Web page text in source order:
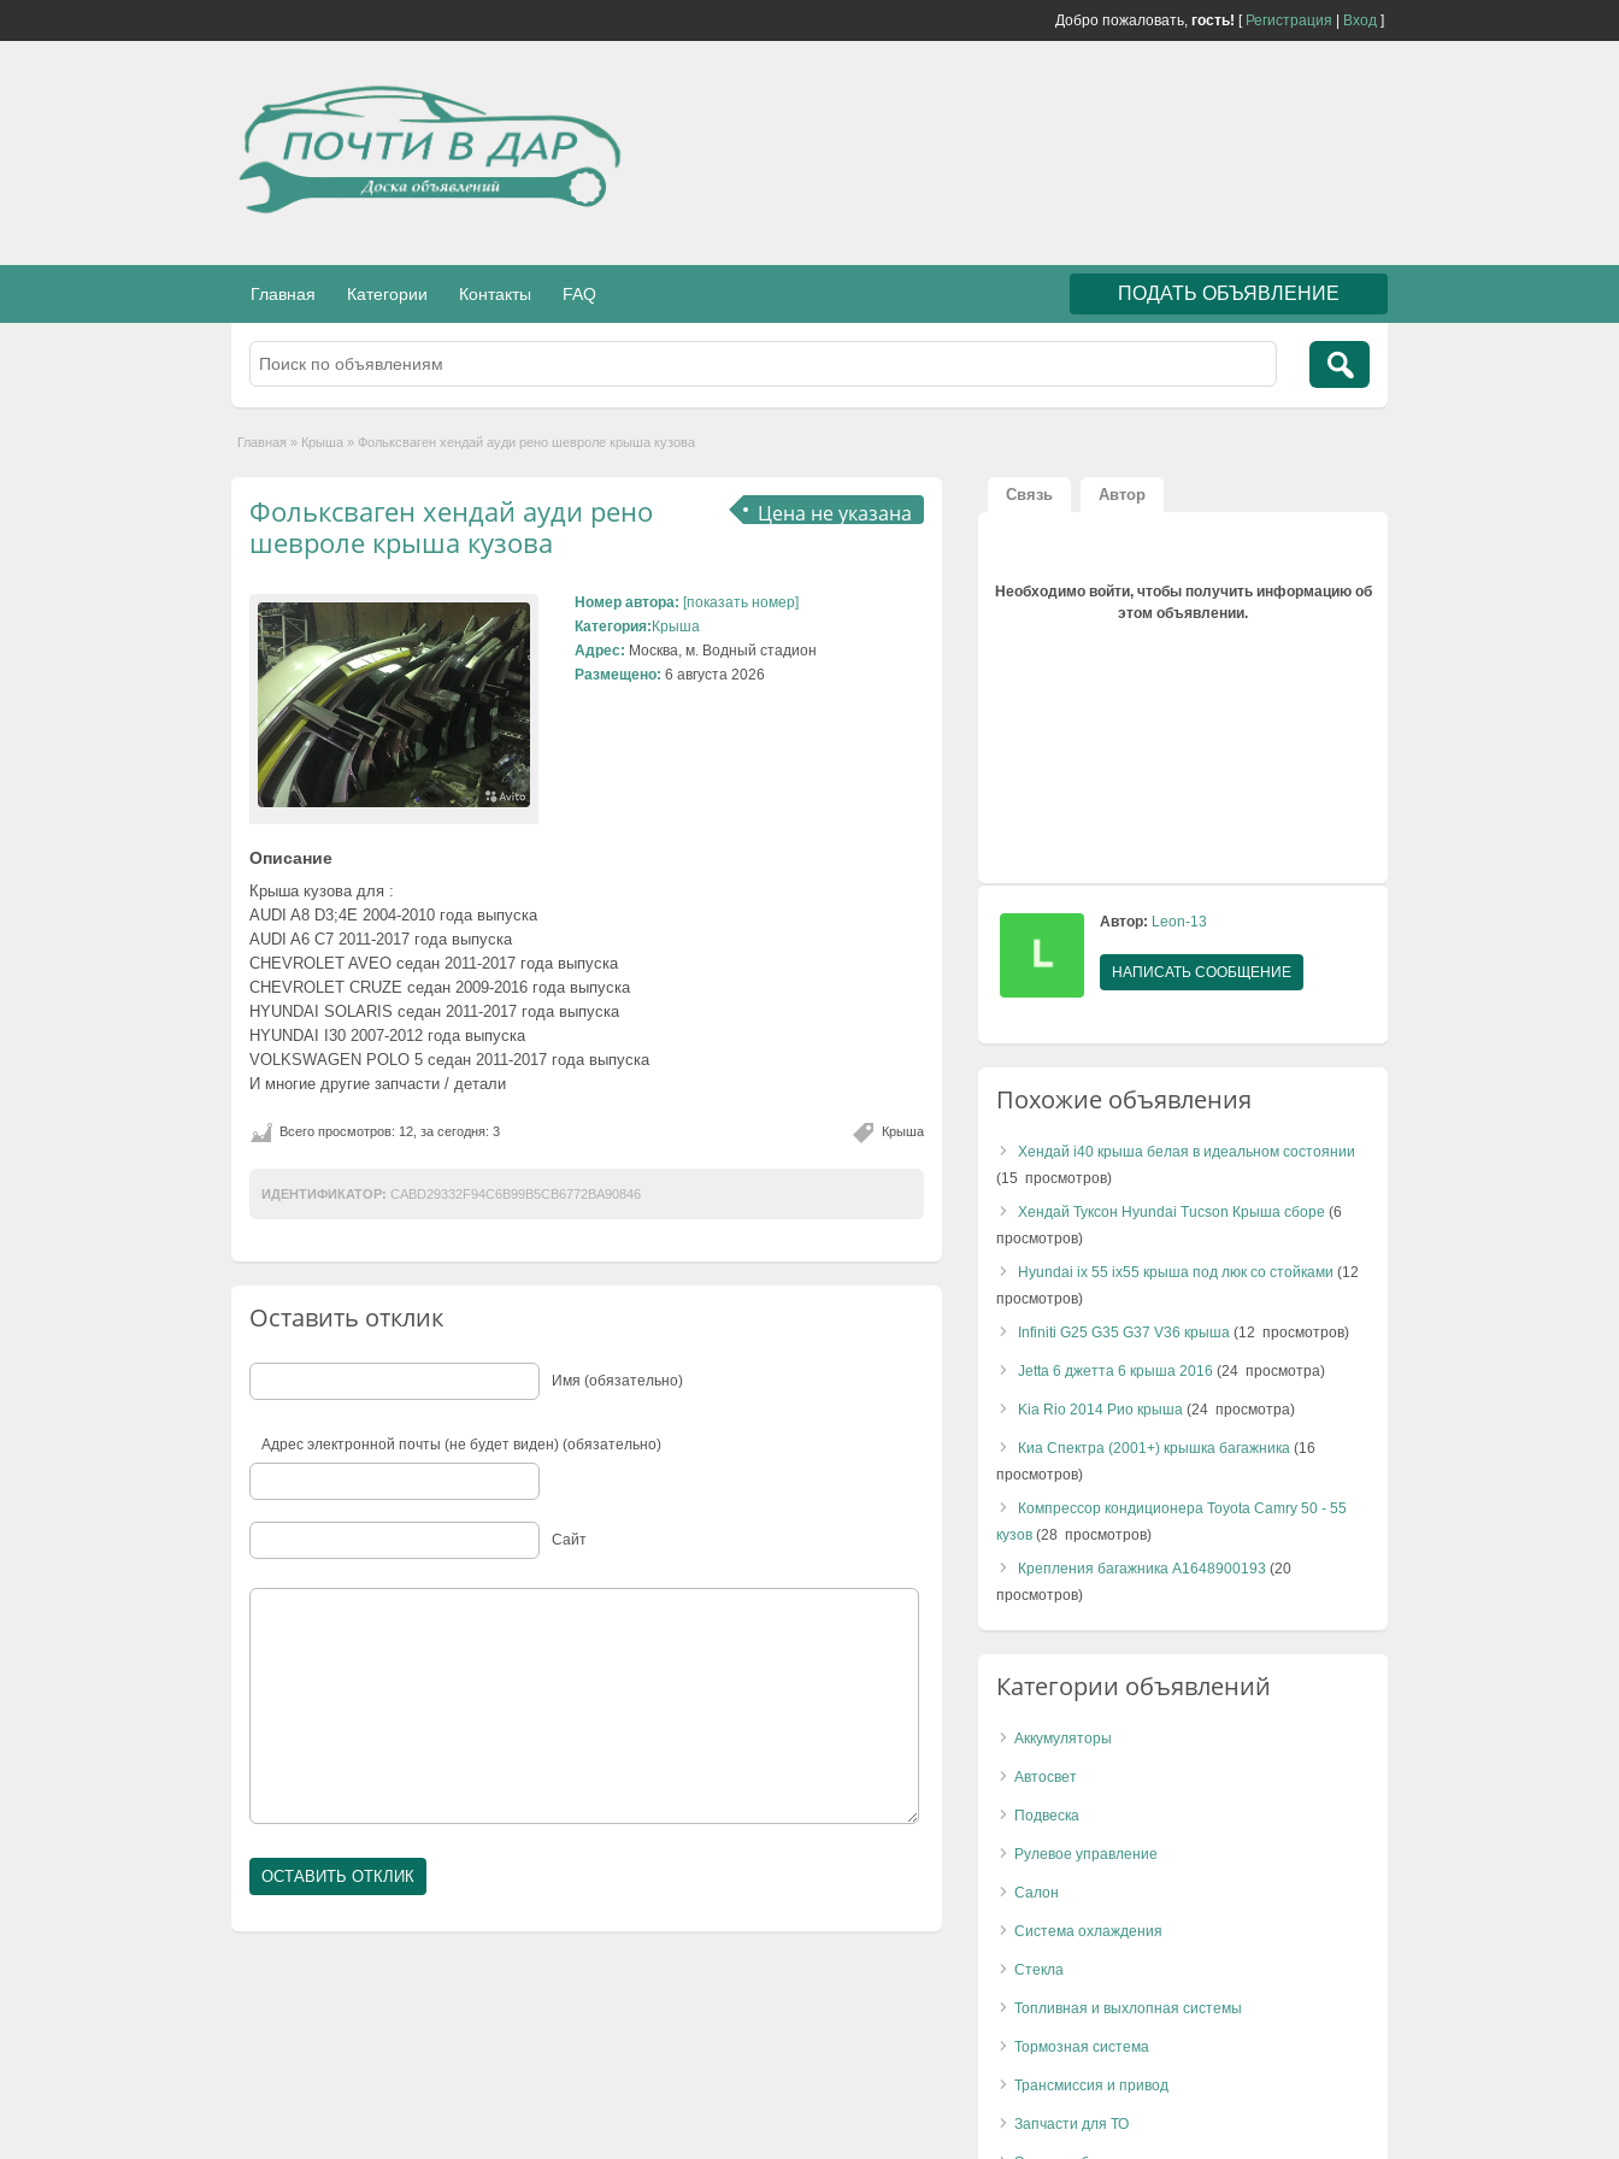
Добро пожаловать, гость! [ Регистрация Вход ]
Главная Категории Контакты FAQ ПОДАТЬ ОБЪЯВЛЕНИЕ
Главная » Крыша » Фольксваген хендай ауди рено шевроле крыша кузова
Цена не указана
Фольксваген хендай ауди рено
шевроле крыша кузова
Номер автора: [показать номер]
Категория: Крыша
Адрес: Москва, м. Водный стадион
Размещено: 6 августа 2026
Описание
Крыша кузова для :
AUDI A8 D3;4E 2004-2010 года выпуска
AUDI A6 C7 2011-2017 года выпуска
CHEVROLET AVEO седан 2011-2017 года выпуска
CHEVROLET CRUZE седан 2009-2016 года выпуска
HYUNDAI SOLARIS седан 2011-2017 года выпуска
HYUNDAI I30 2007-2012 года выпуска
VOLKSWAGEN POLO 5 седан 2011-2017 года выпуска
И многие другие запчасти / детали
Крыша
Всего просмотров: 12, за сегодня: 3
ИДЕНТИФИКАТОР: CABD29332F94C6B99B5CB6772BA90846
Оставить отклик
Имя (обязательно)
Адрес электронной почты (не будет виден) (обязательно)
Сайт
Связь Автор
Необходимо войти, чтобы получить информацию об
этом объявлении.
Автор: Leon-13
НАПИСАТЬ СООБЩЕНИЕ
Похожие объявления
Хендай i40 крыша белая в идеальном состоянии
(15 просмотров)
Хендай Туксон Hyundai Tucson Крыша сборе (6
просмотров)
Hyundai ix 55 ix55 крыша под люк со стойками (12
просмотров)
Infiniti G25 G35 G37 V36 крыша (12 просмотров)
Jetta 6 джетта 6 крыша 2016 (24 просмотра)
Kia Rio 2014 Рио крыша (24 просмотра)
Киа Спектра (2001+) крышка багажника (16
просмотров)
Компрессор кондиционера Toyota Camry 50 - 55
кузов (28 просмотров)
Крепления багажника A1648900193 (20
просмотров)
Категории объявлений
Аккумуляторы
Автосвет
Подвеска
Рулевое управление
Салон
Система охлаждения
Стекла
Топливная и выхлопная системы
Тормозная система
Трансмиссия и привод
Запчасти для ТО